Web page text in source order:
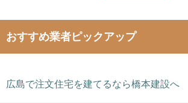
おすすめ業者ピックアップ
広島で注文住宅を建てるなら橋本建設へ